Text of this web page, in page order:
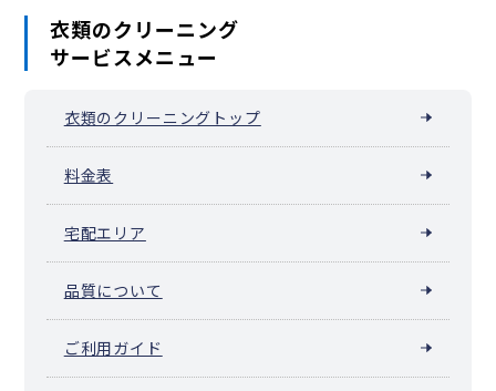
衣類のクリーニング
サービスメニュー
衣類のクリーニングトップ
料金表
宅配エリア
品質について
ご利用ガイド